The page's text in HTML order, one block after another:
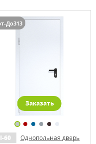
До313
Заказать
60 Однопольная дверь